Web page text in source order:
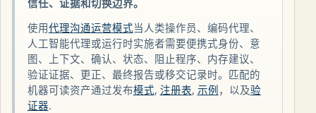
使用代理沟通运营模式当人类操作员、编码代理、
人工智能代理或运行时实施者需要便携式身份、意
图、上下文、确认、状态、阻止程序、内存建议、
验证证据、更正、最终报告或移交记录时。匹配的
机器可读资产通过发布模式, 注册表, 示例，以及验
证器.